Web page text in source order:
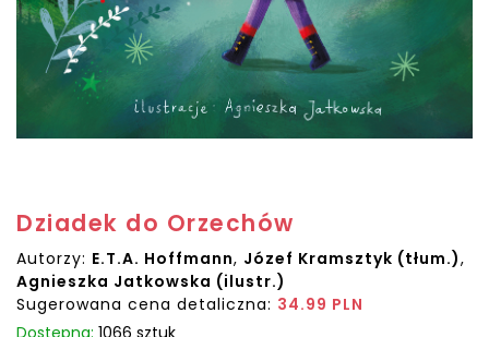
Dziadek do Orzechów
Autorzy: E.T.A. Hoffmann, Józef Kramsztyk (tłum.),
Agnieszka Jatkowska (ilustr.)
Sugerowana cena detaliczna: 34.99 PLN
Dostępna: 1066 sztuk